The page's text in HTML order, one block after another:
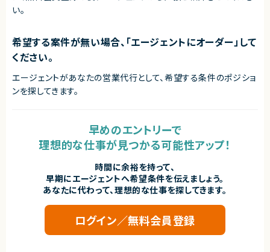
最適です！
◎GCP環境での高度なインフラ設計・運用スキルを伸ばせます！
い。
希望する案件が無い場合、「エージェントにオーダー」して
ください。
エージェントがあなたの営業代行として、希望する条件のポジショ
ンを探してきます。
早めのエントリーで
理想的な仕事が見つかる可能性アップ！
時間に余裕を持って、
早期にエージェントへ希望条件を伝えましょう。
あなたに代わって、理想的な仕事を探してきます。
ログイン／無料会員登録